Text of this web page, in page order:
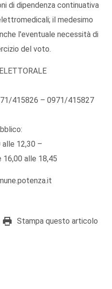
di dipendenza continuativa
il medesimo
l'eventuale necessità di
del voto.
415826 – 0971/415827
alle 12,30 –
16,00 alle 18,45
Stampa questo articolo